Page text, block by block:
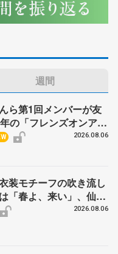
週間
ら第1回メンバーが友
の「フレンズオンアイ
さん、有川梨絵さん、
2026.08.06
装モチーフの吹き流し
「春よ、来い」、仙台
2026.08.06